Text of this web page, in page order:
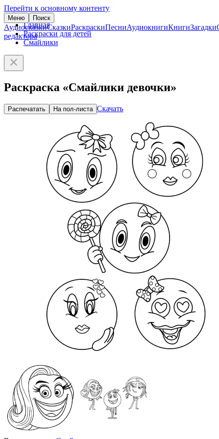
Перейти к основному контенту
Меню Поиск
АудиосказкиСказкиРаскраскиПесниАудиокнигиКнигиЗагадки
редактора
Главная
Раскраски для детей
Смайлики
Раскраска «Смайлики девочки»
Распечатать На пол-листа Скачать